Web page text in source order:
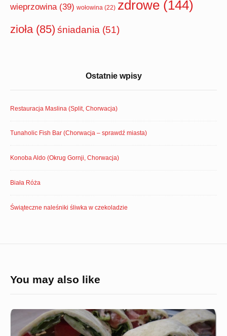
wieprzowina (39) wołowina (22) zdrowe (144)
zioła (85) śniadania (51)
Ostatnie wpisy
Restauracja Maslina (Split, Chorwacja)
Tunaholic Fish Bar (Chorwacja – sprawdź miasta)
Konoba Aldo (Okrug Gornji, Chorwacja)
Biała Róża
Świąteczne naleśniki śliwka w czekoladzie
You may also like
Imprezowe
tortillki